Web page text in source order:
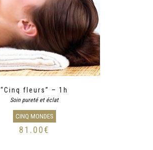
“Cinq fleurs” – 1h
Soin pureté et éclat
CINQ MONDES
81.00€